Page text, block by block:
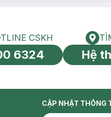
toàn cầu
HOTLINE CSKH
CSKH
6324 Hệ
CẬP NHẬT THÔNG